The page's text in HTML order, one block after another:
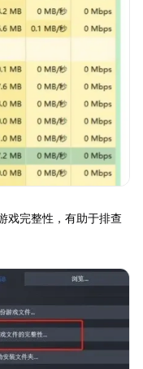
戏完整性，有助于排查